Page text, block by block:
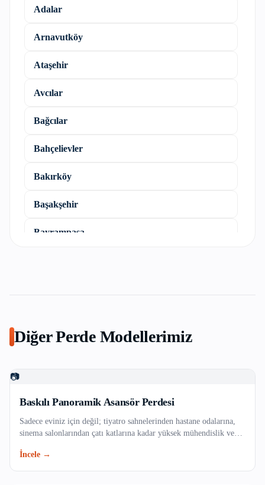
Adalar
Arnavutköy
Ataşehir
Avcılar
Bağcılar
Bahçelievler
Bakırköy
Başakşehir
Bayrampaşa
Beyoğlu
Çatalca
Çekmeköy
Esenler
Diğer Perde Modellerimiz
📷
Baskılı Panoramik Asansör Perdesi
Sadece eviniz için değil; tiyatro sahnelerinden hastane odalarına,
sinema salonlarından çatı katlarına kadar yüksek mühendislik ve
güvenlik standartlarına tam uyumlu ve dayanıklı endüstriyel perde
İncele →